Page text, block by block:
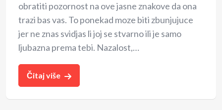
obratiti pozornost na ove jasne znakove da ona
trazi bas vas. To ponekad moze biti zbunjujuce
jer ne znas svidjas li joj se stvarno ili je samo
ljubazna prema tebi. Nazalost,…
Čitaj više